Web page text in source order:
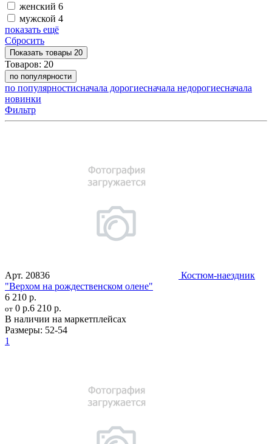
женский 6
мужской 4
показать ещё
Сбросить
Показать товары 20
Товаров: 20
по популярности
по популярностисначала дорогиесначала недорогиесначала
новинки
Фильтр
Арт. 20836
Костюм-наездник
"Верхом на рождественском олене"
6 210 р.
от 0 р.6 210 р.
В наличии на маркетплейсах
Размеры: 52-54
1